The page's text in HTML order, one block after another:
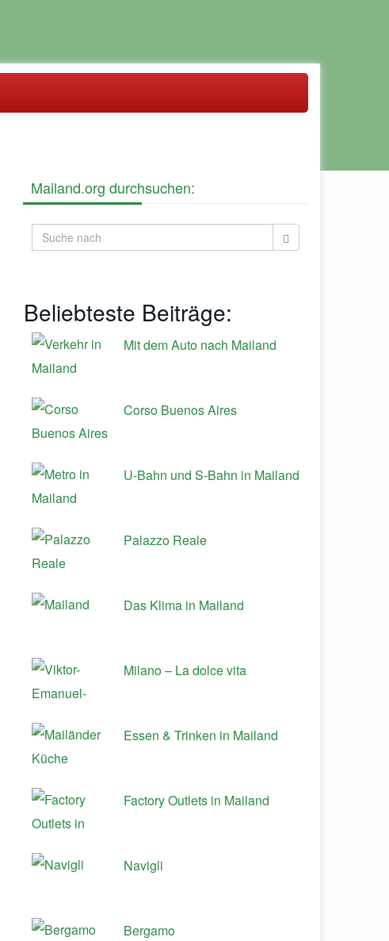
Mailand.org durchsuchen:
Beliebteste Beiträge:
Mit dem Auto nach Mailand
Corso Buenos Aires
U-Bahn und S-Bahn in Mailand
Palazzo Reale
Das Klima in Mailand
Milano – La dolce vita
Essen & Trinken in Mailand
Factory Outlets in Mailand
Navigli
Bergamo